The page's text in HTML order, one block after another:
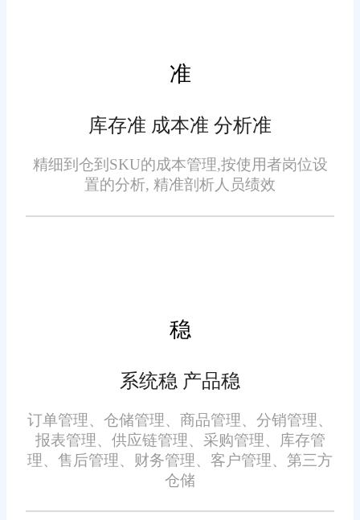
库存积压和缺货现象。
物流跟踪与查询：
佛山旺店通在线订单系统支
持多种物流渠道管理，包括顺
丰、中通等主流快递公司。企业
数据分析与报告：
系统提供了丰富的数据分析
功能，包括销售数据分析、库存
数据分析等。企业可以通过系统
生成的报表和图表，直观了解业
务数据，为经营决策提供支持。
准
库存准 成本准 分析准
精细到仓到SKU的成本管理,按使用者岗位设
置的分析, 精准剖析人员绩效
稳
系统稳 产品稳
订单管理、仓储管理、商品管理、分销管理、
报表管理、供应链管理、采购管理、库存管
理、售后管理、财务管理、客户管理、第三方
仓储